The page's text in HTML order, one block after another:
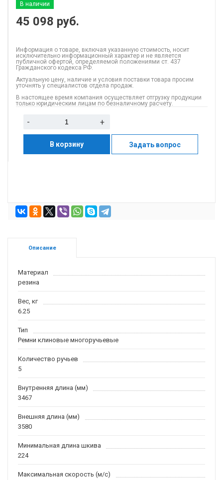
В наличии
45 098 руб.
Информация о товаре, включая указанную стоимость, носит
исключительно информационный характер и не является
публичной офертой, определяемой положениями ст. 437
Гражданского кодекса РФ.
Актуальную цену, наличие и условия поставки товара просим
уточнять у специалистов отдела продаж.
В настоящее время компания осуществляет отгрузку продукции
только юридическим лицам по безналичному расчету.
- +
В корзину Задать вопрос
Описание
Материал
резина
Вес, кг
6.25
Тип
Ремни клиновые многоручьевые
Количество ручьев
5
Внутренняя длина (мм)
3467
Внешняя длина (мм)
3580
Минимальная длина шкива
224
Максимальная скорость (м/c)